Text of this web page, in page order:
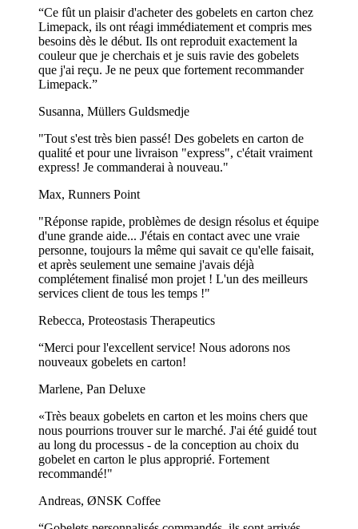
“Ce fût un plaisir d'acheter des gobelets en carton chez
Limepack, ils ont réagi immédiatement et compris mes
besoins dès le début. Ils ont reproduit exactement la
couleur que je cherchais et je suis ravie des gobelets
que j'ai reçu. Je ne peux que fortement recommander
Limepack.”
Susanna, Müllers Guldsmedje
"Tout s'est très bien passé! Des gobelets en carton de
qualité et pour une livraison "express", c'était vraiment
express! Je commanderai à nouveau."
Max, Runners Point
"Réponse rapide, problèmes de design résolus et équipe
d'une grande aide... J'étais en contact avec une vraie
personne, toujours la même qui savait ce qu'elle faisait,
et après seulement une semaine j'avais déjà
complétement finalisé mon projet ! L'un des meilleurs
services client de tous les temps !"
Rebecca, Proteostasis Therapeutics
“Merci pour l'excellent service! Nous adorons nos
nouveaux gobelets en carton!
Marlene, Pan Deluxe
«Très beaux gobelets en carton et les moins chers que
nous pourrions trouver sur le marché. J'ai été guidé tout
au long du processus - de la conception au choix du
gobelet en carton le plus approprié. Fortement
recommandé!"
Andreas, ØNSK Coffee